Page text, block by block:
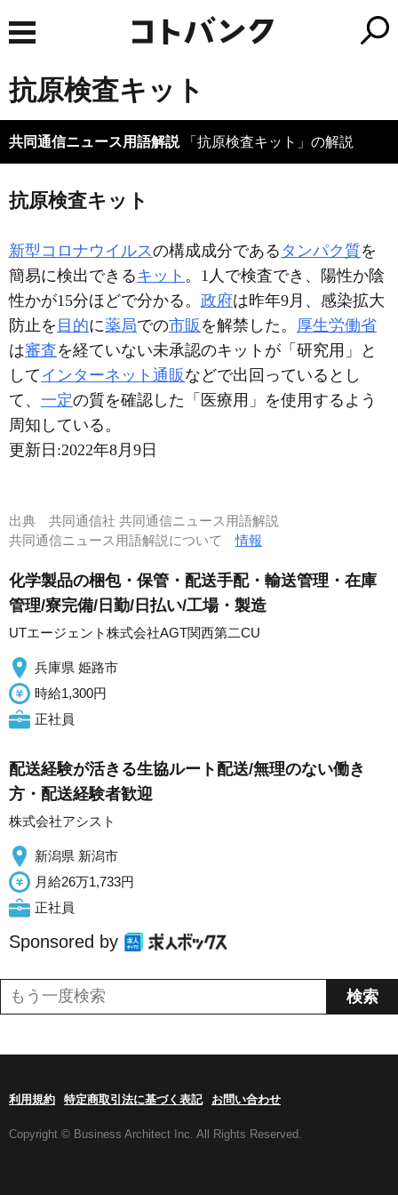
抗原検査キット
共同通信ニュース用語解説「抗原検査キット」の解説
抗原検査キット
新型コロナウイルスの構成成分である タンパク質を
簡易に検出できるキット 。1人で検査でき、陽性か陰
性かが15分ほどで分かる。 政府は昨年9月、感染拡大
防止を 目的に薬局での市販 を解禁した。 厚生労働省
は審査を経ていない未承認のキットが「研究用」と
して インターネット通販などで出回っているとし
て、 一定の質を確認した「医療用」を使用するよう
周知している。
更新日:2022年8月9日
出典 共同通信社 共同通信ニュース用語解説
共同通信ニュース用語解説について情報
化学製品の梱包・保管・配送手配・輸送管理・在庫
管理/寮完備/日勤/日払い/工場・製造
UTエージェント株式会社AGT関西第二CU
兵庫県 姫路市
時給1,300円
正社員
配送経験が活きる生協ルート配送/無理のない働き
方・配送経験者歓迎
株式会社アシスト
新潟県 新潟市
月給26万1,733円
正社員
Sponsored by
利用規約 特定商取引法に基づく表記 お問い合わせ
Copyright © Business Architect Inc. All Rights Reserved.